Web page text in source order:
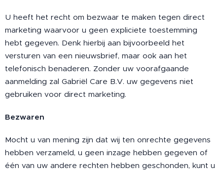
U heeft het recht om bezwaar te maken tegen direct
marketing waarvoor u geen expliciete toestemming
hebt gegeven. Denk hierbij aan bijvoorbeeld het
versturen van een nieuwsbrief, maar ook aan het
telefonisch benaderen. Zonder uw voorafgaande
aanmelding zal Gabriël Care B.V. uw gegevens niet
gebruiken voor direct marketing.
Bezwaren
Mocht u van mening zijn dat wij ten onrechte gegevens
hebben verzameld, u geen inzage hebben gegeven of
één van uw andere rechten hebben geschonden, kunt u